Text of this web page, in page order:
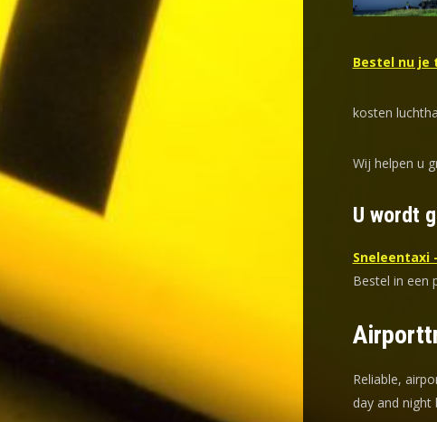
Bestel nu je
kosten
Wij helpen u
U wordt
Sneleentaxi
Bestel in een
Reliable,
day and